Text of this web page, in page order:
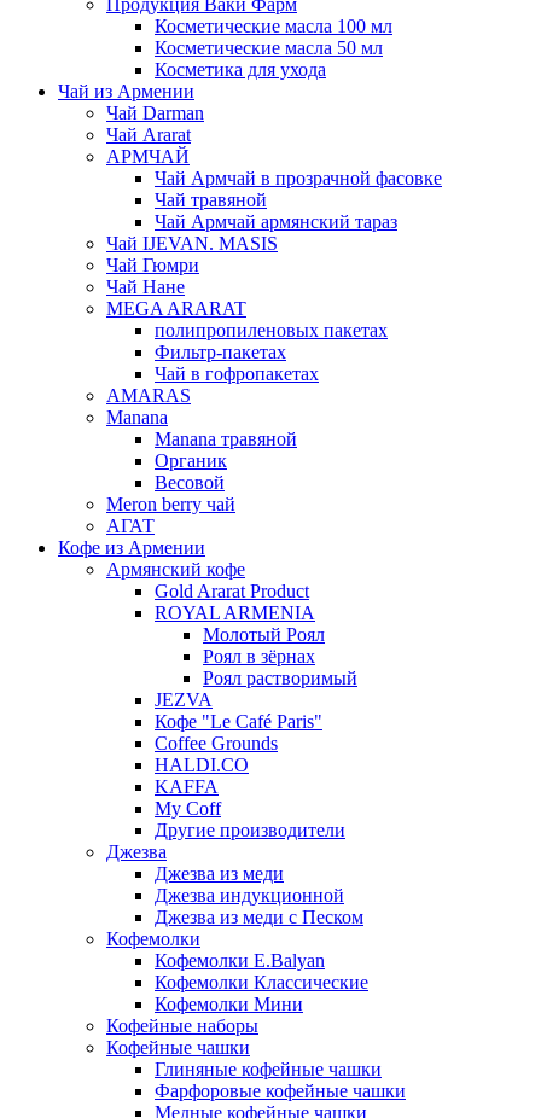
Продукция Ваки Фарм
Косметические масла 100 мл
Косметические масла 50 мл
Косметика для ухода
Чай из Армении
Чай Darman
Чай Ararat
АРМЧАЙ
Чай Армчай в прозрачной фасовке
Чай травяной
Чай Армчай армянский тараз
Чай IJEVAN. MASIS
Чай Гюмри
Чай Нане
MEGA ARARAT
полипропиленовых пакетах
Фильтр-пакетах
Чай в гофропакетах
AMARAS
Manana
Manana травяной
Органик
Весовой
Meron berry чай
АГАТ
Кофе из Армении
Армянский кофе
Gold Ararat Product
ROYAL ARMENIA
Молотый Роял
Роял в зёрнах
Роял растворимый
JEZVA
Кофе "Le Café Paris"
Coffee Grounds
HALDI.CO
KAFFA
My Coff
Другие производители
Джезва
Джезва из меди
Джезва индукционной
Джезва из меди с Песком
Кофемолки
Кофемолки E.Balyan
Кофемолки Классические
Кофемолки Мини
Кофейные наборы
Кофейные чашки
Глиняные кофейные чашки
Фарфоровые кофейные чашки
Медные кофейные чашки